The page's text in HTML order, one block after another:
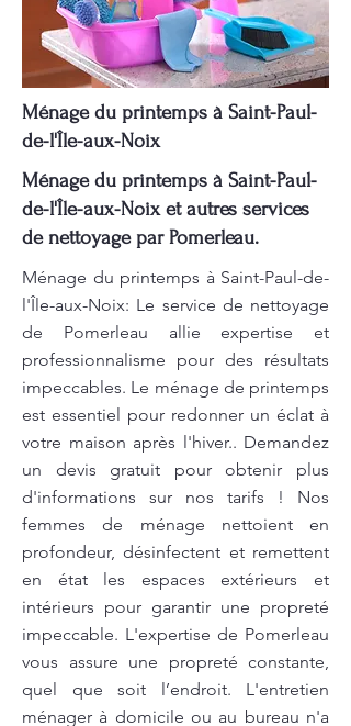
Ménage du printemps à Saint-Paul-
de-l'Île-aux-Noix
Ménage du printemps à Saint-Paul-
de-l'Île-aux-Noix et autres services
de nettoyage par Pomerleau.
Ménage du printemps à Saint-Paul-de-
l'Île-aux-Noix: Le service de nettoyage
de Pomerleau allie expertise et
professionnalisme pour des résultats
impeccables. Le ménage de printemps
est essentiel pour redonner un éclat à
votre maison après l'hiver.. Demandez
un devis gratuit pour obtenir plus
d'informations sur nos tarifs ! Nos
femmes de ménage nettoient en
profondeur, désinfectent et remettent
en état les espaces extérieurs et
intérieurs pour garantir une propreté
impeccable. L'expertise de Pomerleau
vous assure une propreté constante,
quel que soit l’endroit. L'entretien
ménager à domicile ou au bureau n'a